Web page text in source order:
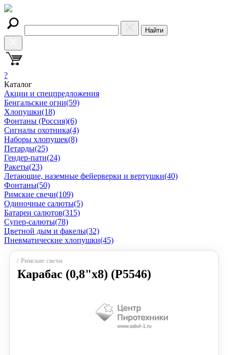
Найти
?
Каталог
Акции и спецпредложения
Бенгальские огни(59)
Хлопушки(18)
Фонтаны (Россия)(6)
Сигналы охотника(4)
Наборы хлопушек(8)
Петарды(25)
Гендер-пати(24)
Ракеты(23)
Летающие, наземные фейерверки и вертушки(40)
Фонтаны(50)
Римские свечи(109)
Одиночные салюты(5)
Батареи салютов(315)
Супер-салюты(78)
Цветной дым и факелы(32)
Пневматические хлопушки(45)
Римские свечи
Карабас (0,8"х8) (Р5546)